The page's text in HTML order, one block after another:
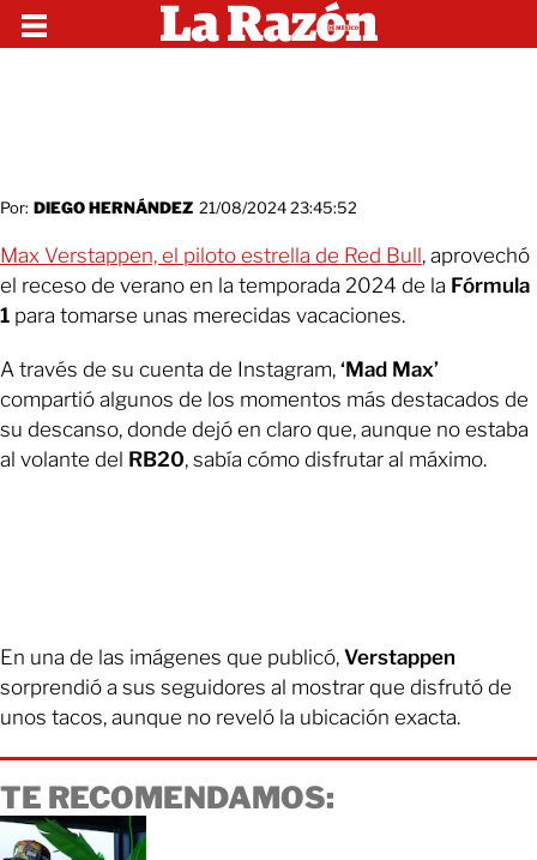
Por: DIEGO HERNÁNDEZ 21/08/2024 23:45:52
Max Verstappen, el piloto estrella de Red Bull, aprovechó
el receso de verano en la temporada 2024 de la Fórmula
1 para tomarse unas merecidas vacaciones.
A través de su cuenta de Instagram, ‘Mad Max’
compartió algunos de los momentos más destacados de
su descanso, donde dejó en claro que, aunque no estaba
al volante del RB20, sabía cómo disfrutar al máximo.
En una de las imágenes que publicó, Verstappen
sorprendió a sus seguidores al mostrar que disfrutó de
unos tacos, aunque no reveló la ubicación exacta.
TE RECOMENDAMOS: